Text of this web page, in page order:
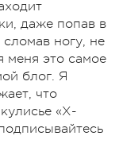
даже попав в
ногу, не
меня это самое
блог. Я
что
«Х-